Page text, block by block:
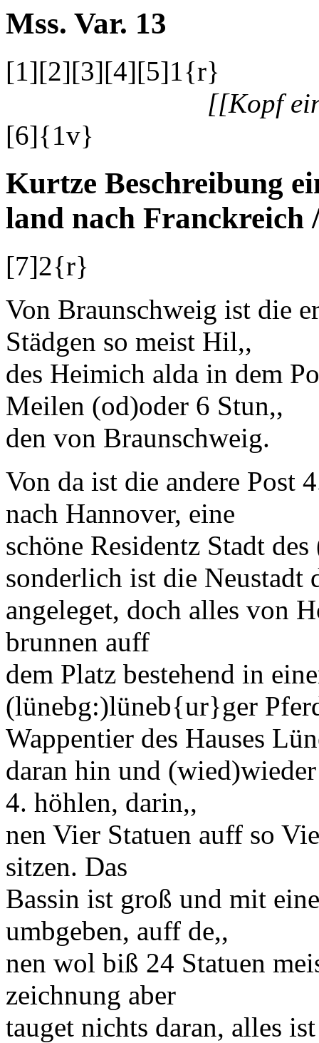
Mss. Var. 13
[1][2][3][4][5]1{r}
[[Kopf
[6]{1v}
Kurtze Beschreibung
land nach Franckreich
[7]2{r}
Von Braunschweig ist die
Städgen so meist Hil,,
des Heimich alda in dem
Meilen (od)oder 6 Stun,,
den von Braunschweig.
Von da ist die andere Post
nach Hannover, eine
schöne Residentz Stadt des
sonderlich ist die Neustadt
angeleget, doch alles von
brunnen auff
dem Platz bestehend in
(lünebg:)lüneb{ur}ger
Wappentier des Hauses
daran hin und (wied)wieder
4. höhlen, darin,,
nen Vier Statuen auff so
sitzen. Das
Bassin ist groß und mit
umbgeben, auff de,,
nen wol biß 24 Statuen
zeichnung aber
tauget nichts daran, alles